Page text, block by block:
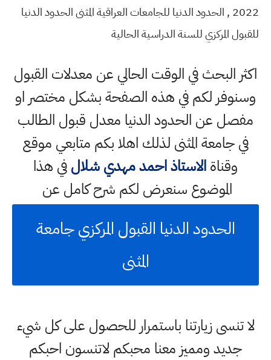
2022 , الحدود الدنيا للجامعات العراقية المثنى الحدود الدنيا
للقبول المركزي للسنة الدراسية الحالية
اكثر البحث في الوقت الحالي عن معدلات القبول
وسنوفر لكم في هذه الصفحة بشكل مختصر او
مفصل عن الحدود الدنيا معدل قبول الطالب
في جامعة المثنى لذلك اهلا بكم متابعي موقع
وقناةالاستاذ احمد مهدي شلالفي هذا
الموضوع سنعرض لكم شرح كامل عن
الحدود الدنيا القبول المركزي جامعة
المثنى
لا تنسى زيارتنا باستمرار للحصول على كل شيء
جديد ومميز معنا محبكم لاتنسون احبكم